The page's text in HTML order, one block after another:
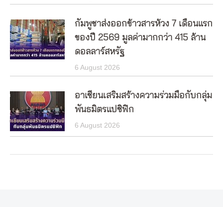
กัมพูชาส่งออกข้าวสารห้วง 7 เดือนแรก
ของปี 2569 มูลค่ามากกว่า 415 ล้าน
ดอลลาร์สหรัฐ
6 August 2026
อาเซียนเสริมสร้างความร่วมมือกับกลุ่ม
พันธมิตรแปซิฟิก
6 August 2026